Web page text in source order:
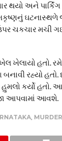
થયો અને
ચકચાર મચી ગઈ
ખેલાયો હતો.
રહ્યો
હુમલો કર્યો
આપવામાં આવશે.
, MURDER